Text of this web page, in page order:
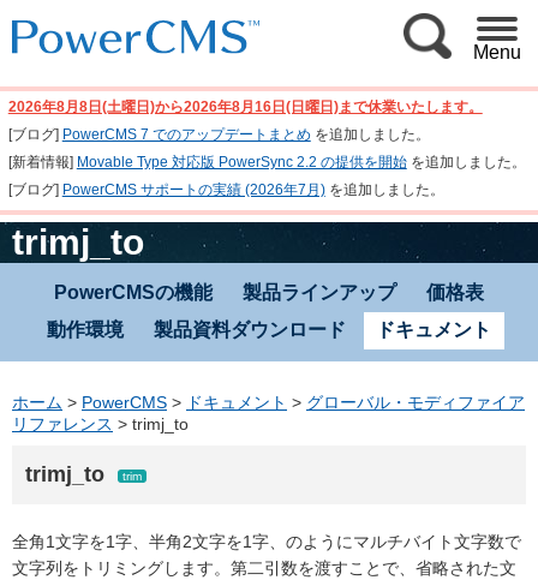
Menu
2026年8月8日(土曜日)から2026年8月16日(日曜日)まで休業いたします。
[ブログ] PowerCMS 7 でのアップデートまとめ を追加しました。
[新着情報] Movable Type 対応版 PowerSync 2.2 の提供を開始を追加しました。
[ブログ] PowerCMS サポートの実績 (2026年7月)を追加しました。
trimj_to
PowerCMSの機能 製品ラインアップ
価格表
動作環境
製品資料ダウンロード ドキュメント
ホーム > PowerCMS > ドキュメント > グローバル・モディファイア
リファレンス > trimj_to
trimj_to trim
全角1文字を1字、半角2文字を1字、のようにマルチバイト文字数で
文字列をトリミングします。第二引数を渡すことで、省略された文